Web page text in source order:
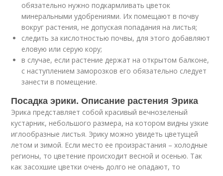
обязательно нужно подкармливать цветок
минеральными удобрениями. Их помещают в почву
вокруг растения, не допуская попадания на листья;
следить за кислотностью почвы, для этого добавляют
еловую или серую кору;
в случае, если растение держат на открытом балконе,
с наступлением заморозков его обязательно следует
занести в помещение.
Посадка эрики. Описание растения Эрика
Эрика представляет собой красивый вечнозеленый
кустарник, небольшого размера, на котором видны узкие
иглообразные листья. Эрику можно увидеть цветущей
летом и зимой. Если место ее произрастания – холодные
регионы, то цветение происходит весной и осенью. Так
как засохшие цветки очень долго не опадают, то